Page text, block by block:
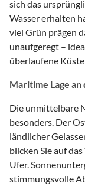
sich das
Wasser erhalten
viel Grün prägen
unaufgeregt –
überlaufene
Maritime Lage an
Die unmittelbare
besonders. Der
ländlicher
blicken Sie auf
Ufer.
stimmungsvolle